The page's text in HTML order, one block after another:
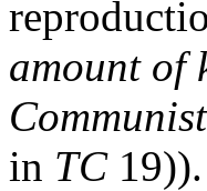
amount of
in TC19)).